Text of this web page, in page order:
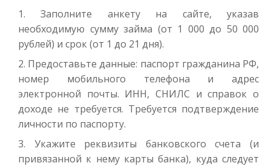
Одолжим до 30 дней
Сумма до50 000₽
Срок от 1до 30 дня
Получить
Заполните анкету на сайте, указав
необходимую сумму займа (от 1 000 до 50 000
рублей) и срок (от 1 до 21 дня).
Предоставьте данные: паспорт гражданина РФ,
номер мобильного телефона и адрес
электронной почты. ИНН, СНИЛС и справок о
доходе не требуется. Требуется подтверждение
личности по паспорту.
Укажите реквизиты банковского счета (и
привязанной к нему карты банка), куда следует